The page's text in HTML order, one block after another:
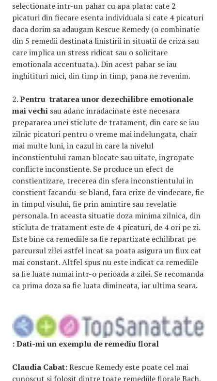
selectionate intr-un pahar cu apa plata: cate 2
picaturi din fiecare esenta individuala si cate 4 picaturi
daca dorim sa adaugam Rescue Remedy (o combinatie
din 5 remedii destinata linistirii in situatii de criza sau
care implica un stress ridicat sau o solicitare
emotionala accentuata.). Din acest pahar se iau
inghitituri mici, din timp in timp, pana ne revenim.
2.Pentru tratarea unor dezechilibre emotionale
mai vechi sau adanc inradacinate este necesara
prepararea unei sticlute de tratament, din care se iau
zilnic picaturi pentru o vreme mai indelungata, chair
mai multe luni, in cazul in care la nivelul
inconstientului raman blocate sau uitate, ingropate
conflicte inconstiente. Se produce un efect de
constientizare, trecerea din sfera inconstientului in
constient facandu-se bland, fara crize de vindecare, fie
in timpul visului, fie prin amintire sau revelatie
personala. In aceasta situatie doza minima zilnica, din
sticluta de tratament este de 4 picaturi, de 4 ori pe zi.
Este bine ca remediile sa fie repartizate echilibrat pe
parcursul zilei astfel incat sa poata asigura un flux cat
mai constant. Altfel spus nu este indicat ca remediile
sa fie luate numai intr-o perioada a zilei. Se recomanda
ca prima doza sa fie luata dimineata, iar ultima seara.
:Dati-mi un exemplu de remediu floral
Claudia Cabat:Rescue Remedy este poate cel mai
cunoscut si folosit dintre toate remediile florale Bach.